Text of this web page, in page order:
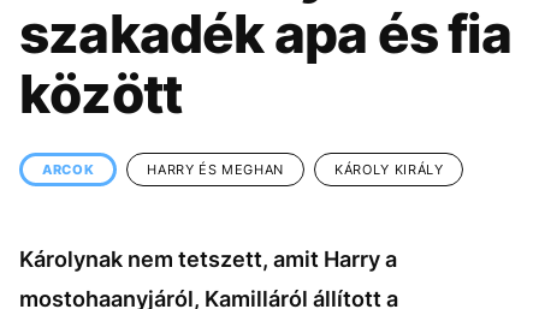
UTAZÁS
ÉLETMÓD DESIGN
BESZÉLGETÉSEK
VIDEÓ TÖRTÉNETEK
szakadék apa és fia
között
ARCOK HARRY ÉS MEGHAN KÁROLY KIRÁLY
Károlynak nem tetszett, amit Harry a
mostohaanyjáról, Kamilláról állított a